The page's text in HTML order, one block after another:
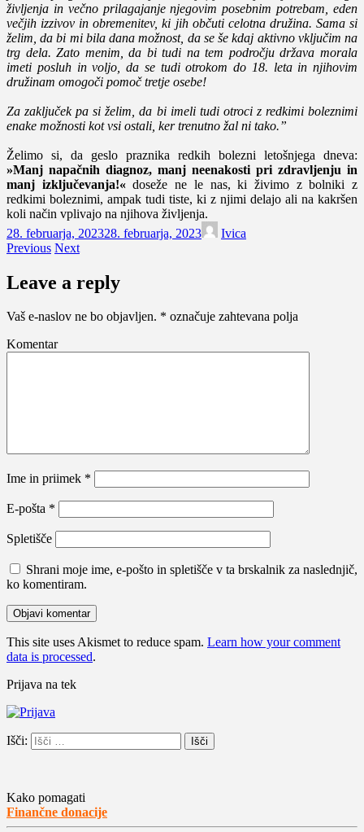
življenja in večno prilagajanje njegovim posebnim potrebam, eden
večjih izzivov in obremenitev, ki jih občuti celotna družina. Sama si
želim, da bi mi bila dana možnost, da se še kdaj aktivno vključim na
trg dela. Zato menim, da bi tudi na tem področju država morala
imeti posluh in voljo, da se tudi otrokom do 18. leta in njihovim
družinam omogoči pomoč tretje osebe!
Za zaključek pa si želim, da bi imeli tudi otroci z redkimi boleznimi
enake možnosti kot vsi ostali, ker trenutno žal ni tako.”
Želimo si, da geslo praznika redkih bolezni letošnjega dneva:
»Manj napačnih diagnoz, manj neenakosti pri zdravljenju in
manj izključevanja!«doseže ne le nas, ki živimo z bolniki z
redkimi boleznimi, ampak tudi tiste, ki z njimi delajo ali na kakršen
koli način vplivajo na njihova življenja.
28. februarja, 202328. februarja, 2023
Ivica
Previous Next
Leave a reply
Vaš e-naslov ne bo objavljen. * označuje zahtevana polja
Komentar
Ime in priimek *
E-pošta *
Spletišče
Shrani moje ime, e-pošto in spletišče v ta brskalnik za naslednjič,
ko komentiram.
This site uses Akismet to reduce spam. Learn how your comment
data is processed.
Prijava na tek
Išči:
Kako pomagati
Finančne donacije